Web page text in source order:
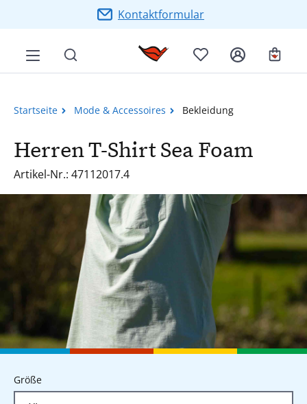
Zum Hauptinhalt springenKontaktformular
Startseite Mode & Accessoires Bekleidung
Herren T-Shirt Sea Foam
Artikel-Nr.: 47112017.4
Bildergalerie überspringen
Größeauswählen